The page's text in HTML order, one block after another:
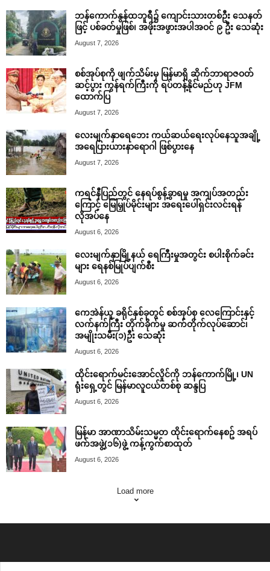
ဘန်ကောက်နွန်ထဘူရီ၌ ကျောင်းသားတစ်ဦး သေနတ်
ဖြင့် ပစ်ခတ်မှုဖြစ်၊ အဖိုးအဖွားအပါအဝင် ၉ ဦး သေဆုံး
August 7, 2026
စစ်အုပ်စုကို ဖျက်သိမ်းမှ မြန်မာရှိ ဆိုက်ဘာရာဇဝတ်
ဆင့်ပွား ကွန်ရက်ကြီးကို ရပ်တန့်နိုင်မည်ဟု JFM
ထောက်ပြ
August 7, 2026
လေးမျက်နှာရေဘေး ကယ်ဆယ်ရေးလုပ်နေသူအချို့
အရေပြားယားနာရောဂါ ဖြစ်ပွားနေ
August 7, 2026
ကရင်နီပြည်တွင် နေရပ်စွန့်ခွာရမှု အကျပ်အတည်း
ကြောင့် မြေမြှုပ်မိုင်းများ အရေးပေါ်ရှင်းလင်းရန်
လိုအပ်နေ
August 6, 2026
လေးမျက်နှာမြို့နယ် ရေကြီးမှုအတွင်း စပါးစိုက်ခင်း
များ ရေနစ်မြုပ်ပျက်စီး
August 6, 2026
ကေအဲန်ယူ ခရိုင်နှစ်ခုတွင် စစ်အုပ်စု လေကြောင်းနှင့်
လက်နက်ကြီး တိုက်ခိုက်မှု ဆက်တိုက်လုပ်ဆောင်၊
အမျိုးသမီး(၁)ဦး သေဆုံး
August 6, 2026
ထိုင်းရောက်မင်းအောင်လှိုင်ကို ဘန်ကောက်မြို့၊ UN
ရုံးရှေ့တွင် မြန်မာလူငယ်တစ်စု ဆန္ဒပြ
August 6, 2026
မြန်မာ အာဏာသိမ်းသမ္မတ ထိုင်းရောက်နေစဥ် အရပ်
ဖက်အဖွဲ့(၁၆)ဖွဲ့ ကန့်ကွက်စာထုတ်
August 6, 2026
Load more